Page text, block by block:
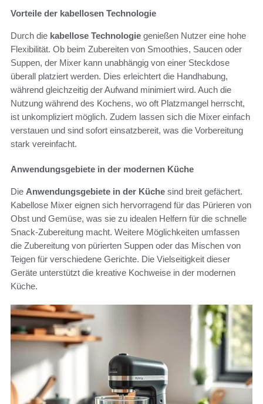
Vorteile der kabellosen Technologie
Durch die kabellose Technologie genießen Nutzer eine hohe
Flexibilität. Ob beim Zubereiten von Smoothies, Saucen oder
Suppen, der Mixer kann unabhängig von einer Steckdose
überall platziert werden. Dies erleichtert die Handhabung,
während gleichzeitig der Aufwand minimiert wird. Auch die
Nutzung während des Kochens, wo oft Platzmangel herrscht,
ist unkompliziert möglich. Zudem lassen sich die Mixer einfach
verstauen und sind sofort einsatzbereit, was die Vorbereitung
stark vereinfacht.
Anwendungsgebiete in der modernen Küche
Die Anwendungsgebiete in der Küche sind breit gefächert.
Kabellose Mixer eignen sich hervorragend für das Pürieren von
Obst und Gemüse, was sie zu idealen Helfern für die schnelle
Snack-Zubereitung macht. Weitere Möglichkeiten umfassen
die Zubereitung von pürierten Suppen oder das Mischen von
Teigen für verschiedene Gerichte. Die Vielseitigkeit dieser
Geräte unterstützt die kreative Kochweise in der modernen
Küche.